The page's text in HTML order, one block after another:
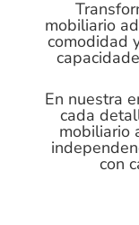
mobiliario
comodidad
En nuestra
cada
mobiliario
con